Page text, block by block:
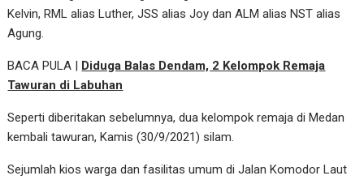
Kelvin, RML alias Luther, JSS alias Joy dan ALM alias NST alias
Agung.
BACA PULA | Diduga Balas Dendam, 2 Kelompok Remaja
Tawuran di Labuhan
Seperti diberitakan sebelumnya, dua kelompok remaja di Medan
kembali tawuran, Kamis (30/9/2021) silam.
Sejumlah kios warga dan fasilitas umum di Jalan Komodor Laut